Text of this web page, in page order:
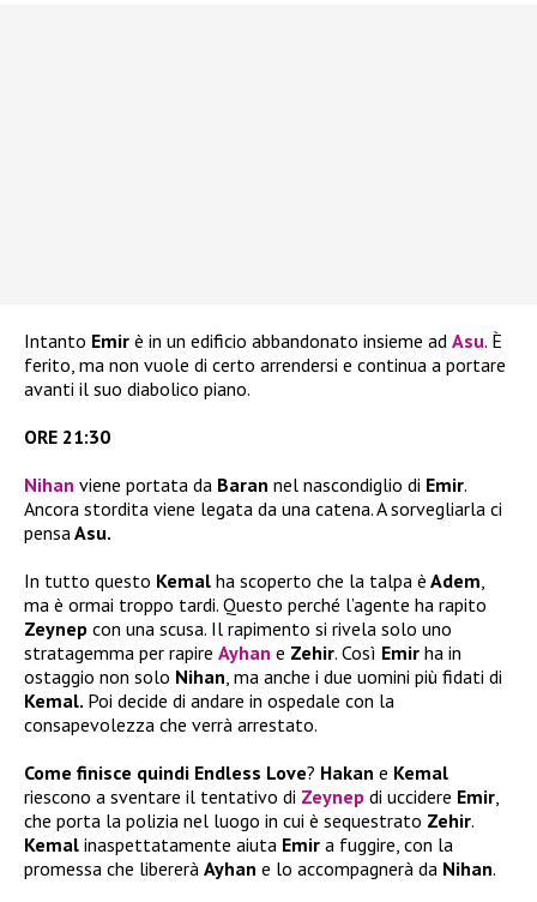
Intanto Emir è in un edificio abbandonato insieme ad Asu. È
ferito, ma non vuole di certo arrendersi e continua a portare
avanti il suo diabolico piano.
ORE 21:30
Nihan viene portata da Baran nel nascondiglio di Emir.
Ancora stordita viene legata da una catena. A sorvegliarla ci
pensa Asu.
In tutto questo Kemal ha scoperto che la talpa è Adem
ma è ormai troppo tardi. Questo perché l’agente ha rapito
Zeynep con una scusa. Il rapimento si rivela solo uno
stratagemma per rapire Ayhan e Zehir. Così Emir ha in
ostaggio non solo Nihan , ma anche i due uomini più fidati di
Kemal. Poi decide di andare in ospedale con la
consapevolezza che verrà arrestato.
Come finisce quindi Endless Love? Hakan e Kemal
riescono a sventare il tentativo di Zeynep di uccidere Emir
che porta la polizia nel luogo in cui è sequestrato Zehir.
Kemal inaspettatamente aiuta Emir a fuggire, con la
promessa che libererà Ayhan e lo accompagnerà da Nihan.